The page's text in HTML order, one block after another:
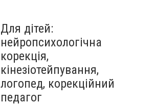
Для дітей:
нейропсихологічна
корекція,
кінезіотейпування,
логопед, корекційний
педагог